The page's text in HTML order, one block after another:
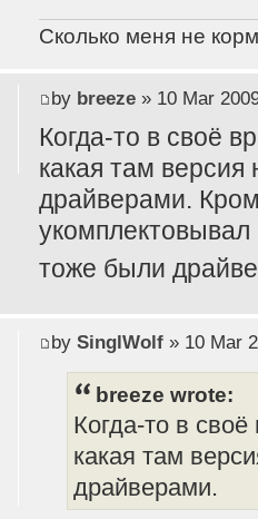
Сколько меня не
by breeze» 10 Mar
Когда-то в своё
какая там
драйверами.
тоже были
by SinglWolf» 10 Mar
breeze wrote:
Когда-то в
какая там
драйверами.